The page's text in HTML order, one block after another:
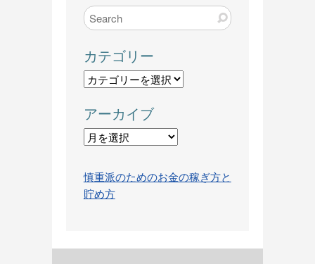
カテゴリー
カ
ゴ
リ
ー
アーカイブ
ア
カ
イ
ブ
慎重派のためのお金の稼ぎ方と
貯め方